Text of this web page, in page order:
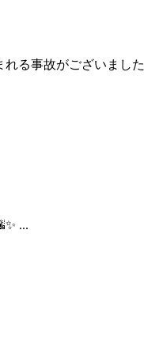
る事故がございまし
...